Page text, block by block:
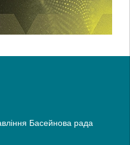
Басейнова рада